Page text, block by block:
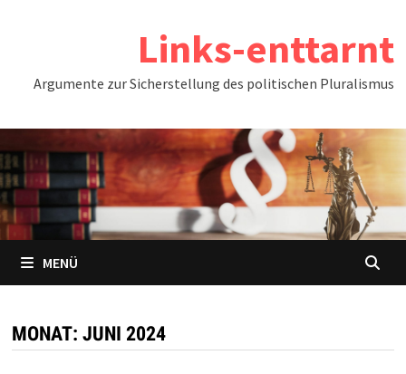
Links-enttarnt
Argumente zur Sicherstellung des politischen Pluralismus
MENÜ
MONAT: JUNI 2024